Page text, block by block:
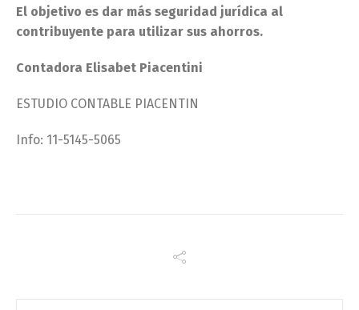
El objetivo es dar más seguridad jurídica al
contribuyente para utilizar sus ahorros.
Contadora Elisabet Piacentini
ESTUDIO CONTABLE PIACENTIN
Info: 11-5145-5065